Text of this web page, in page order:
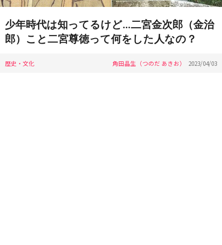
少年時代は知ってるけど…二宮金次郎（金治
郎）こと二宮尊徳って何をした人なの？
歴史・文化 角田晶生（つのだ あきお） 2023/04/03